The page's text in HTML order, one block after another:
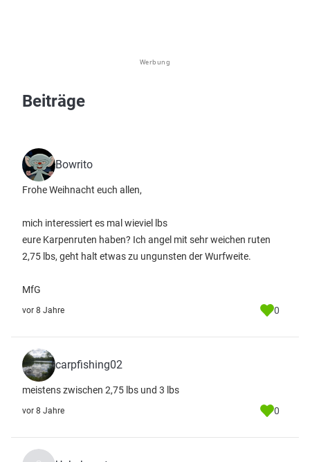
Werbung
Beiträge
Bowrito
Frohe Weihnacht euch allen,
mich interessiert es mal wieviel lbs
eure Karpenruten haben? Ich angel mit sehr weichen ruten
2,75 lbs, geht halt etwas zu ungunsten der Wurfweite.
MfG
vor 8 Jahre 0
carpfishing02
meistens zwischen 2,75 lbs und 3 lbs
vor 8 Jahre 0